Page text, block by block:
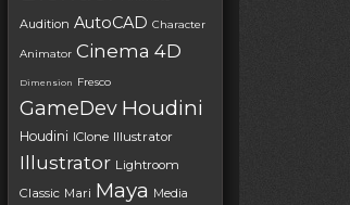
Audition AutoCAD Character
Animator Cinema 4D
Dimension Fresco
GameDev Houdini
Houdini IClone Illustrator
Illustrator Lightroom
Classic Mari Maya
Media